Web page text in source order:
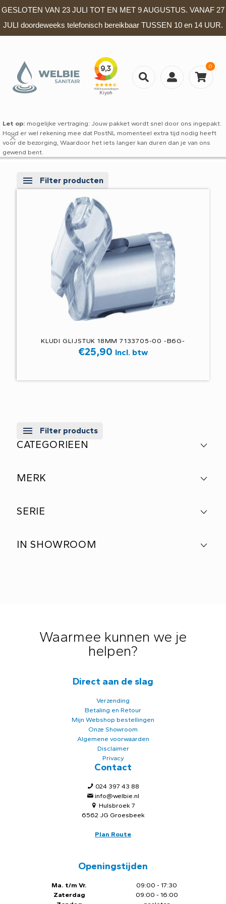
GESLOTEN VAN 23 JULI TOT EN MET 9 AUGUSTUS. VANAF 27
JULI doordeweeks telefonisch bereikbaar TUSSEN 10 en 14 UUR.
0
Let op: mogelijke vertraging: Jouw pakket wordt snel door ons ingepakt.
Houd er wel rekening mee dat PostNL momenteel extra tijd nodig heeft
voor de bezorging, Waardoor het iets langer kan duren dan je van ons
gewend bent.
✕
Filter producten
KLUDI GLIJSTUK 18MM 7133705-00 -B6G-
€25,90 Incl. btw
Filter products
CATEGORIEEN
MERK
SERIE
IN SHOWROOM
Waarmee kunnen we je
helpen?
Direct aan de slag
Verzending
Betaling en Retour
Mijn Webshop bestellingen
Onze Showroom
Algemene voorwaarden
Disclaimer
Privacy
Contact
024 397 43 88
info@welbie.nl
Hulsbroek 7
6562 JG Groesbeek
Plan Route
Openingstijden
Ma. t/m Vr.
Zaterdag
09:00 - 17:30
09:00 - 16:00